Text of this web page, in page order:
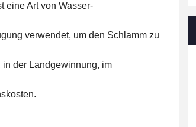
eine Art von Wasser-
verwendet, um den Schlamm zu
der Landgewinnung, im